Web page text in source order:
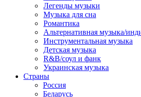
Легенды музыки
Музыка для сна
Романтика
Альтернативная музыка/
Инструментальная музыка
Детская музыка
R&B/cоул и фанк
Украинская музыка
Страны
Россия
Беларусь